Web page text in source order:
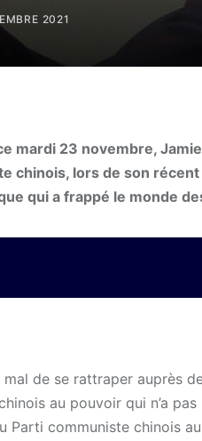
2021
mardi 23 novembre,
chinois, lors de son
qui a frappé le monde
de se rattraper auprès
au pouvoir qui n’a
Parti communiste chinois